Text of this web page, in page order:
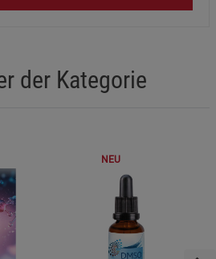
der Kategorie
NEU